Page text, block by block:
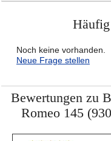
Noch keine vorhanden.
Neue Frage stellen
Bewertungen zu
Romeo 145